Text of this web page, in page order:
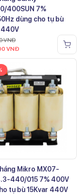
400SUN 7%
dùng cho tụ bù
440V
VNĐ
VNĐ
Mikro MX07-
440/015 7% 400V
tụ bù 15Kvar 440V